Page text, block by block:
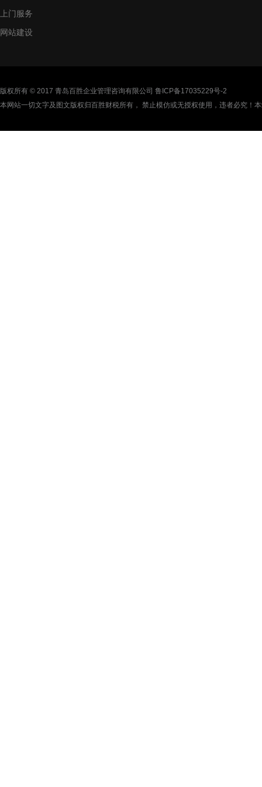
上门服务
网站建设
版权所有 © 2017 青岛百胜企业管理咨询有限公司 鲁ICP备17035229号-2
本网站一切文字及图文版权归百胜财税所有， 禁止模仿或无授权使用，违者必究！